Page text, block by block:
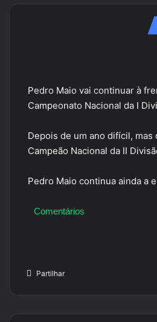
Pedro Maio vai continuar à
Campeonato Nacional da I
Depois de um ano difícil,
Campeão Nacional da II
Pedro Maio continua ainda a
Comentários
Partilhar